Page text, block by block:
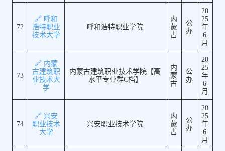
72
🔗 呼和
浩特职业
技术大学
呼和浩特职业学院
内
蒙
古
公
办
20
25
年
6
月
73
🔗 内蒙
古建筑职
业技术大
学
内蒙古建筑职业技术学院【高
水平专业群C档】
内
蒙
古
公
办
20
25
年
6
月
74
🔗 兴安
职业技术
大学
兴安职业技术学院
内
蒙
古
公
办
20
25
年
6
月